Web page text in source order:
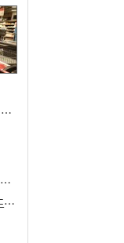
산소호흡기 단 홈플러스, ‘트레이더 조’ 모델로 살아날까
홈플, 2000억 원 자금 마련…회생절차 폐지에 즉시항고(종합)
홈플러스, 법원에 즉시항고…기업회생 ‘재도전’